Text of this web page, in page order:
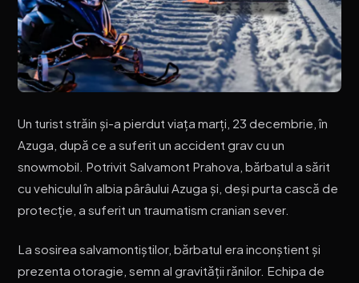
Un turist străin și-a pierdut viața marți, 23 decembrie, în
Azuga, după ce a suferit un accident grav cu un
snowmobil. Potrivit Salvamont Prahova, bărbatul a sărit
cu vehiculul în albia pârâului Azuga și, deși purta cască de
protecție, a suferit un traumatism cranian sever.
La sosirea salvamontiștilor, bărbatul era inconștient și
prezenta otoragie, semn al gravității rănilor. Echipa de